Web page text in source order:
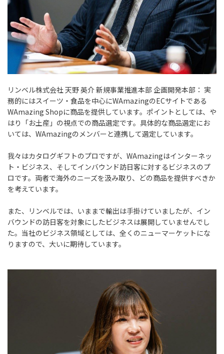
リンベル株式会社 天野 英介 新規事業推進本部 企画開発本部： 実
務的にはスイーツ・食品を中心にWAmazingのECサイトである
WAmazing Shopに商品を提供しています。ポイントとしては、や
はり「お土産」の視点での商品選定です。具体的な商品選定にお
いては、WAmazingのメンバーと連携して選定しています。
我々はカタログギフトのプロですが、WAmazingはインターネッ
ト・ビジネス、そしてインバウンド訪日客に対するビジネスのプ
ロです。両者で海外のニーズを汲み取り、どの商品を提供すべきか
を考えています。
また、リンベルでは、いままで輸出は手掛けていましたが、イン
バウンドの訪日客を対象にしたビジネスは展開していませんでし
た。当社のビジネス領域としては、全くのニューマーケットにな
りますので、大いに期待しています。